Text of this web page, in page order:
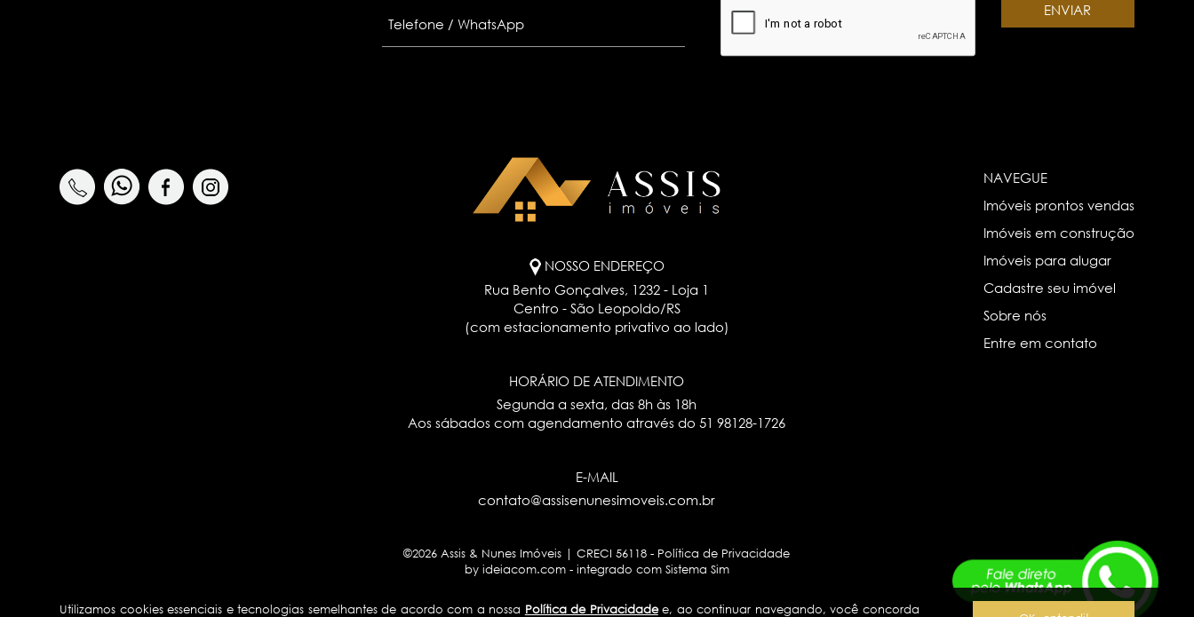
Utilizamos cookies essenciais e tecnologias semelhantes de acordo com a nossa Política de Privacidadee, ao continuar navegando, você concorda
NOSSO ENDEREÇO
Rua Bento Gonçalves, 1232 - Loja 1
Centro - São Leopoldo/RS
(com estacionamento privativo ao lado)
HORÁRIO DE ATENDIMENTO
Segunda a sexta, das 8h às 18h
Aos sábados com agendamento através do51 98128-1726
E-MAIL
contato@assisenunesimoveis.com.br
NAVEGUE
Imóveis prontos vendas
Imóveis em construção
Imóveis para alugar
Cadastre seu imóvel
Sobre nós
Entre em contato
©2026 Assis & Nunes Imóveis | CRECI 56118 - Política de Privacidade
by ideiacom.com- integrado com Sistema Sim